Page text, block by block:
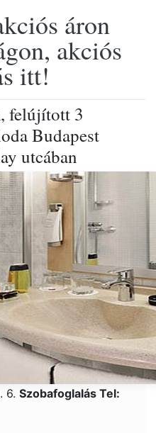
áron
akciós
itt!
felújított 3
Budapest
utcában
6. Szobafoglalás Tel: